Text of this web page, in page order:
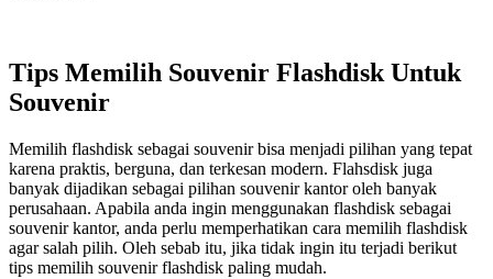
Tips Memilih Souvenir Flashdisk Untuk
Souvenir
Memilih flashdisk sebagai souvenir bisa menjadi pilihan yang tepat
karena praktis, berguna, dan terkesan modern. Flahsdisk juga
banyak dijadikan sebagai pilihan souvenir kantor oleh banyak
perusahaan. Apabila anda ingin menggunakan flashdisk sebagai
souvenir kantor, anda perlu memperhatikan cara memilih flashdisk
agar salah pilih. Oleh sebab itu, jika tidak ingin itu terjadi berikut
tips memilih souvenir flashdisk paling mudah.